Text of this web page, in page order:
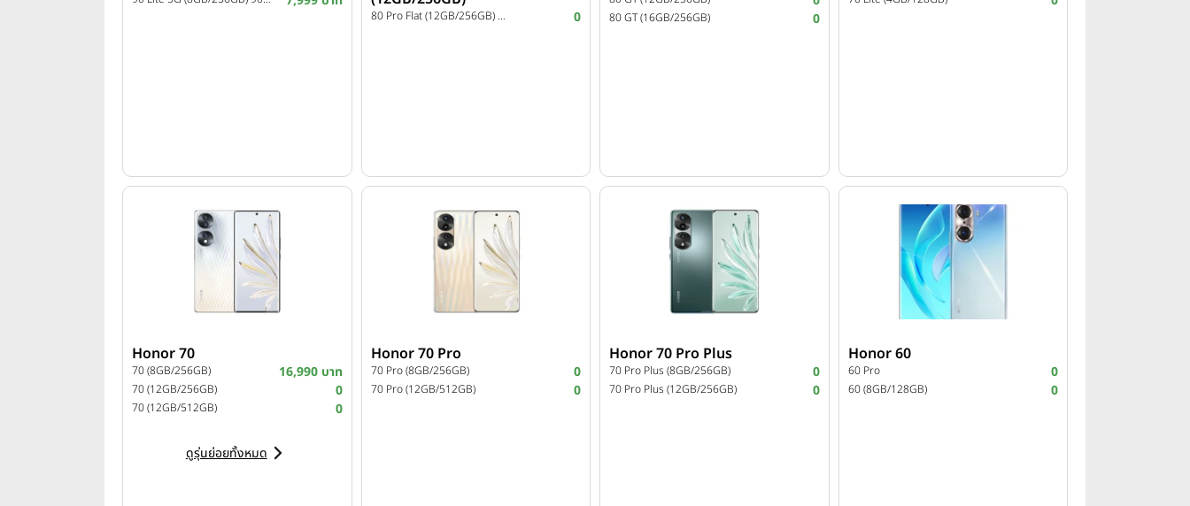
80 Pro Flat (12GB/256GB) 80 Pro Flat (12GB/256GB) 0 80 GT (16GB/256GB) 0
Honor 70
70 (8GB/256GB) 16,990 บาท
70 (12GB/256GB) 0
70 (12GB/512GB) 0
ดูรุ่นย่อยทั้งหมด
Honor 70 Pro
70 Pro (8GB/256GB) 0
70 Pro (12GB/512GB) 0
Honor 70 Pro Plus
70 Pro Plus (8GB/256GB) 0
70 Pro Plus (12GB/256GB) 0
Honor 60
60 Pro 0
60 (8GB/128GB) 0